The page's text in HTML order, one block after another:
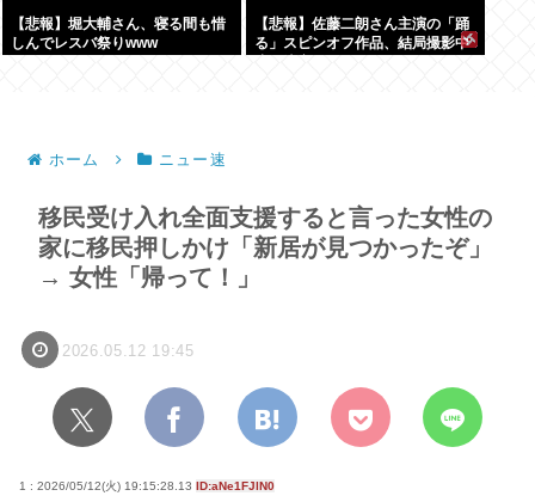
【悲報】堀大輔さん、寝る間も惜
しんでレスバ祭りwww
【悲報】佐藤二朗さん主演の「踊
る」スピンオフ作品、結局撮影中
ホーム ニュー速
移民受け入れ全面支援すると言った女性の
家に移民押しかけ「新居が見つかったぞ」
→ 女性「帰って！」
2026.05.12 19:45
1 : 2026/05/12(火) 19:15:28.13 ID:aNe1FJlN0